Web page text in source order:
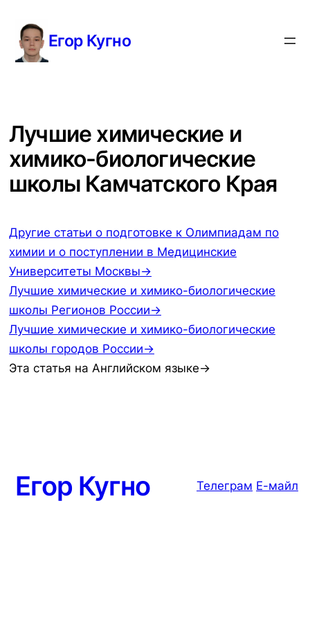
содержимому
Егор Кугно
Лучшие химические и
химико-биологические
школы Камчатского Края
Другие статьи о подготовке к Олимпиадам по
химии и о поступлении в Медицинские
Университеты Москвы→
Лучшие химические и химико-биологические
школы Регионов России→
Лучшие химические и химико-биологические
школы городов России→
Эта статья на Английском языке→
Егор Кугно Телеграм Е-майл